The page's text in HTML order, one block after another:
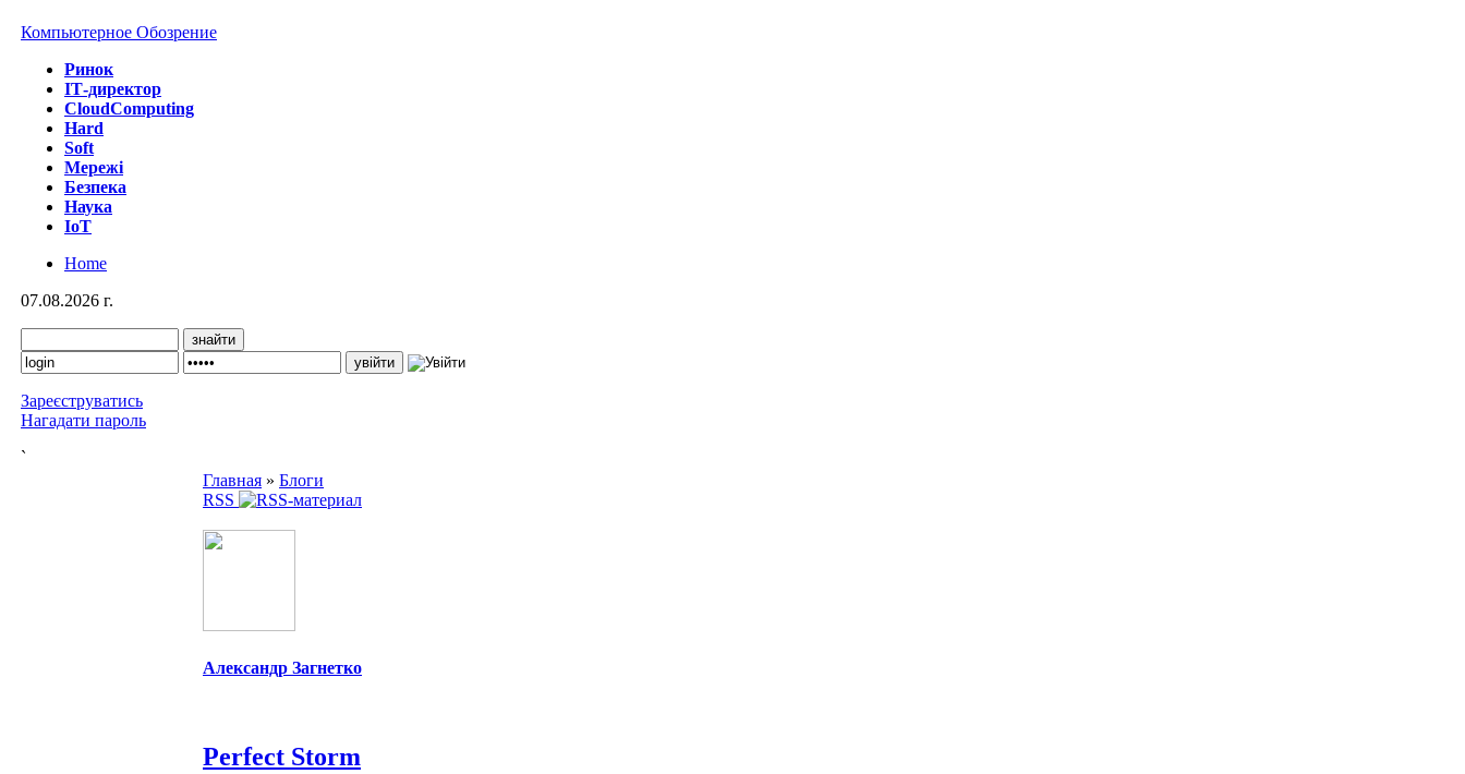
Компьютерное Обозрение
Ринок
IТ-директор
CloudComputing
Hard
Soft
Мережі
Безпека
Наука
IoT
Home
07.08.2026 г.
Зареєструватись
Нагадати пароль
`
Главная » Блоги
RSS
Александр Загнетко
Perfect Storm